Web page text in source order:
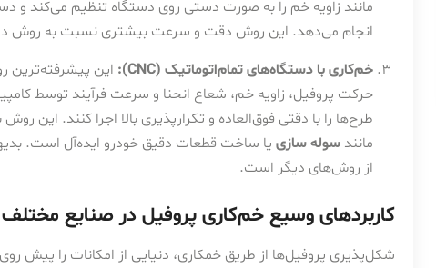
مانند زاویه خم را به صورت دستی روی دستگاه تنظیم می‌کند و
انجام می‌دهد. این روش دقت و سرعت بیشتری نسبت به روش
خم‌کاری با دستگاه‌های تمام‌اتوماتیک (CNC):
این پیشرفته‌ترین
طرح‌ها را با دقتی فوق‌العاده و تکرارپذیری بالا اجرا کنند. این
مانند سوله سازی یا ساخت قطعات دقیق خودرو ایده‌آل است.
از روش‌های دیگر است.
کاربردهای وسیع خم‌کاری پروفیل در صنایع مختلف
شکل‌پذیری پروفیل‌ها از طریق خمکاری، دنیایی از امکانات را پیش